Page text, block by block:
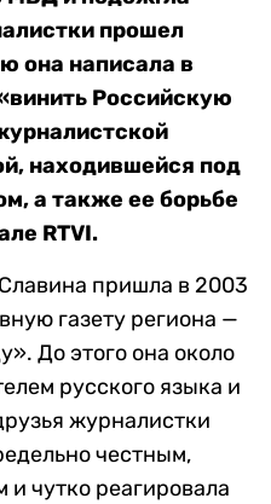
прошел
она написала в
Российскую
находившейся под
а также ее борьбе
RTVI.
пришла в 2003
газету региона —
До этого она около
русского языка и
журналистки
честным,
чутко реагировала